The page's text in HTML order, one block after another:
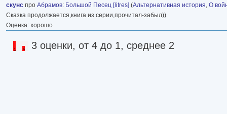
скунс про Абрамов: Большой Песец [litres] (Альтернативная история, О
Сказка продолжается,книга из серии,прочитал-забыл))
Оценка: хорошо
3 оценки, от 4 до 1, среднее 2